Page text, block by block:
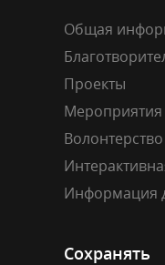
Общая
Проекты
Мероприятия
Информация
Сохранять